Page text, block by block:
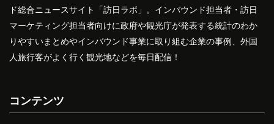
ド総合ニュースサイト「訪日ラボ」。インバウンド担当者・訪日
マーケティング担当者向けに政府や観光庁が発表する統計のわか
りやすいまとめやインバウンド事業に取り組む企業の事例、外国
人旅行客がよく行く観光地などを毎日配信！
コンテンツ